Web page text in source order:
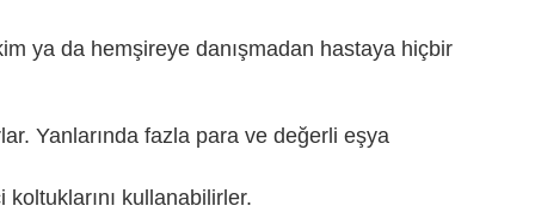
ya da hemşireye danışmadan hastaya hiçbir
Yanlarında fazla para ve değerli eşya
kullanabilirler.